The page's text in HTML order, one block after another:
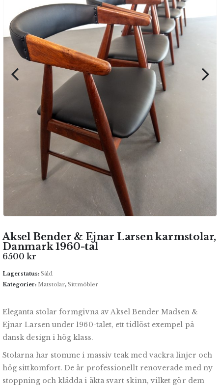
Aksel Bender & Ejnar Larsen karmstolar,
Danmark 1960-tal
6500 kr
Lagerstatus: Såld
Kategorier: Matstolar, Sittmöbler
Eleganta stolar formgivna av Aksel Bender Madsen &
Ejnar Larsen under 1960-talet, ett tidlöst exempel på
dansk design i hög klass.
Stolarna har stomme i massiv teak med vackra linjer och
hög sittkomfort. De är professionellt renoverade med ny
stoppning och klädda i äkta svart skinn, vilket gör dem